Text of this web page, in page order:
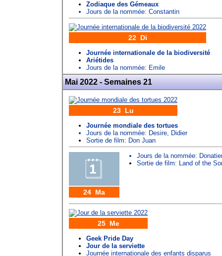
Zodiaque des Gémeaux
Jours de la nommée: Constantin
22 Di
Journée internationale de la biodiversité
Ariétides
Jours de la nommée: Emile
Mai 2022 - Semaines 21
23 Lu
Journée mondiale des tortues
Jours de la nommée: Desire, Didier
Sortie de film: Don Juan
24 Ma
Jours de la nommée:
Sortie de film: Land of the
25 Me
Geek Pride Day
Jour de la serviette
Journée internationale des enfants disparus